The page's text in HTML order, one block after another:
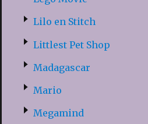
Lilo en Stitch
Littlest Pet Shop
Madagascar
Mario
Megamind